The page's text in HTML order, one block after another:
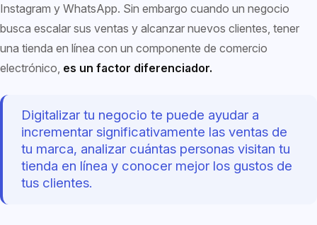
Instagram y WhatsApp. Sin embargo cuando un negocio
busca escalar sus ventas y alcanzar nuevos clientes, tener
una tienda en línea con un componente de comercio
electrónico, es un factor diferenciador.
Digitalizar tu negocio te puede ayudar a
incrementar significativamente las ventas de
tu marca, analizar cuántas personas visitan tu
tienda en línea y conocer mejor los gustos de
tus clientes.